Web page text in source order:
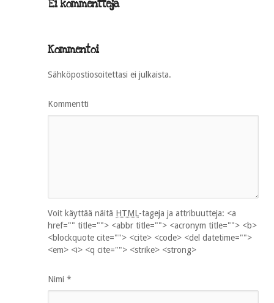
Ei kommentteja
Kommentoi
Sähköpostiosoitettasi ei julkaista.
Kommentti
Voit käyttää näitä HTML-tageja ja attribuutteja: <a
href="" title=""> <abbr title=""> <acronym title=""> <b>
<blockquote cite=""> <cite> <code> <del datetime="">
<em> <i> <q cite=""> <strike> <strong>
Nimi *